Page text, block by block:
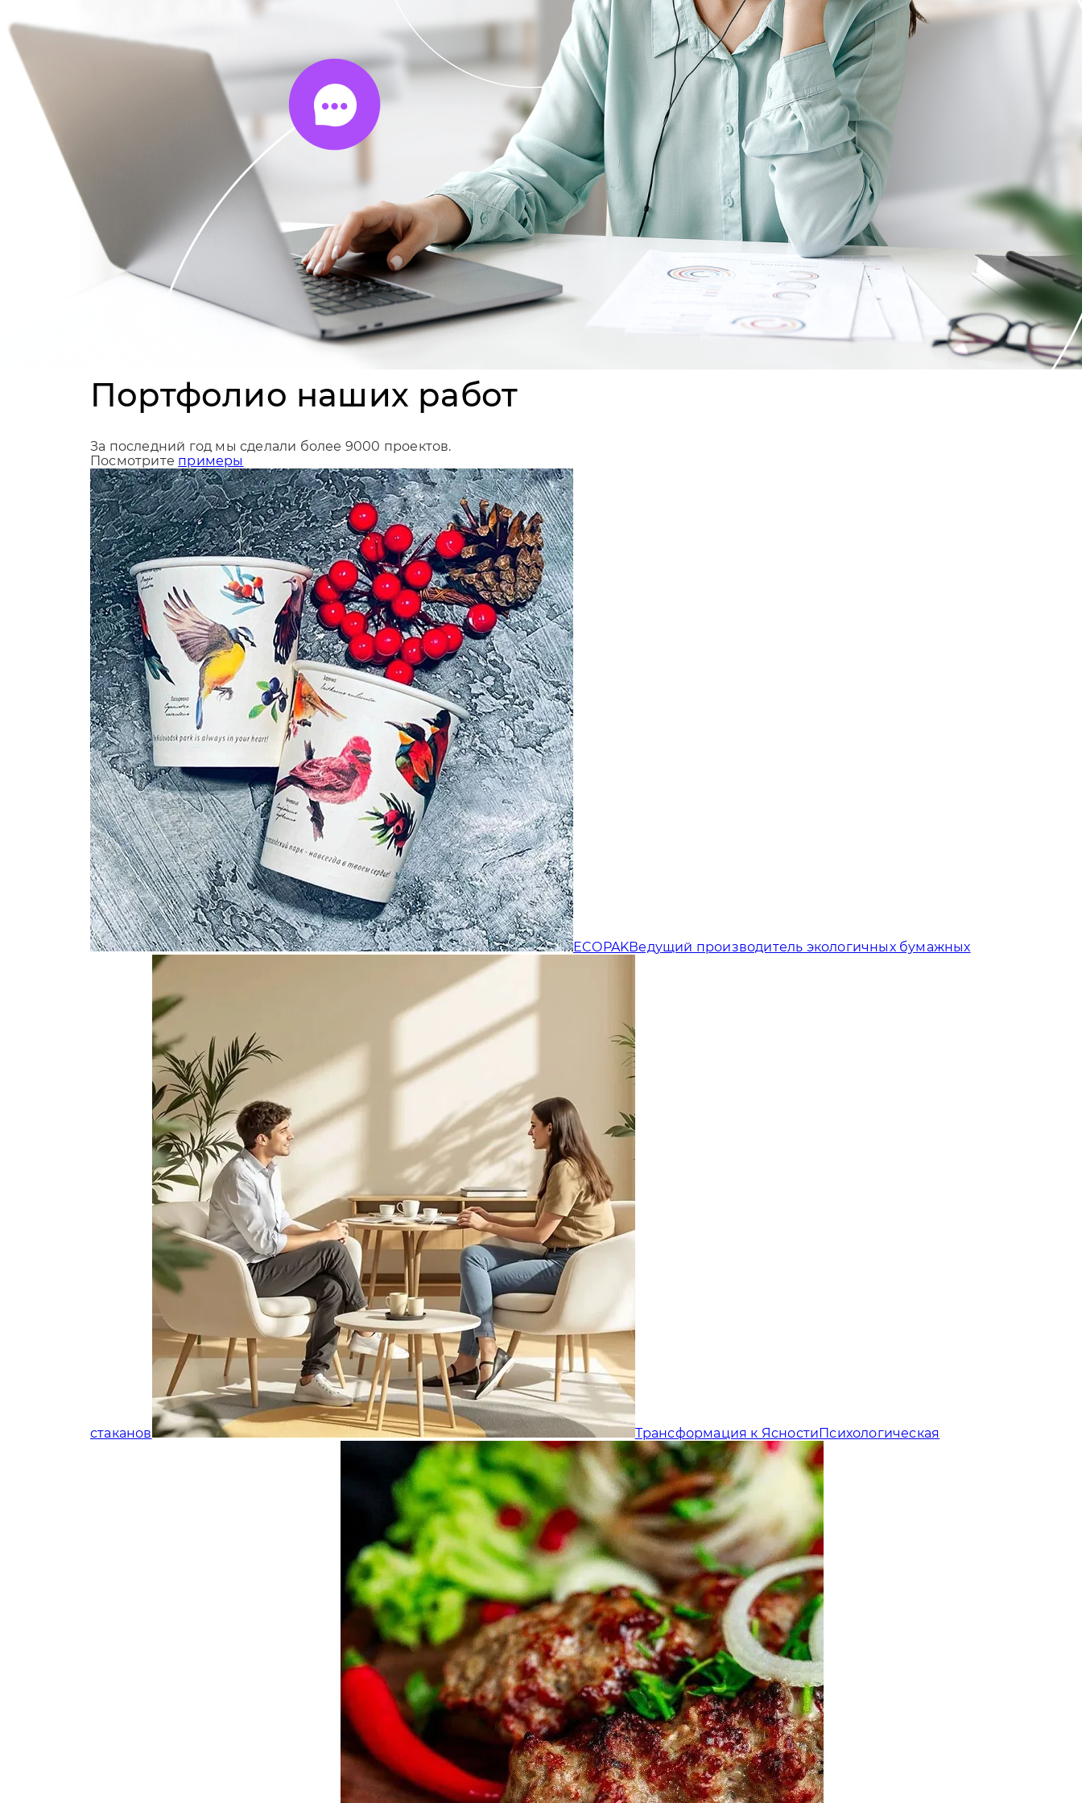
Портфолио наших работ
За последний год мы сделали более 9000 проектов.
Посмотрите примеры
ECOPAKВедущий производитель экологичных бумажных
стаканов Трансформация к ЯсностиПсихологическая
Отправляя форму, Вы принимаетеполитику конфиденциальности